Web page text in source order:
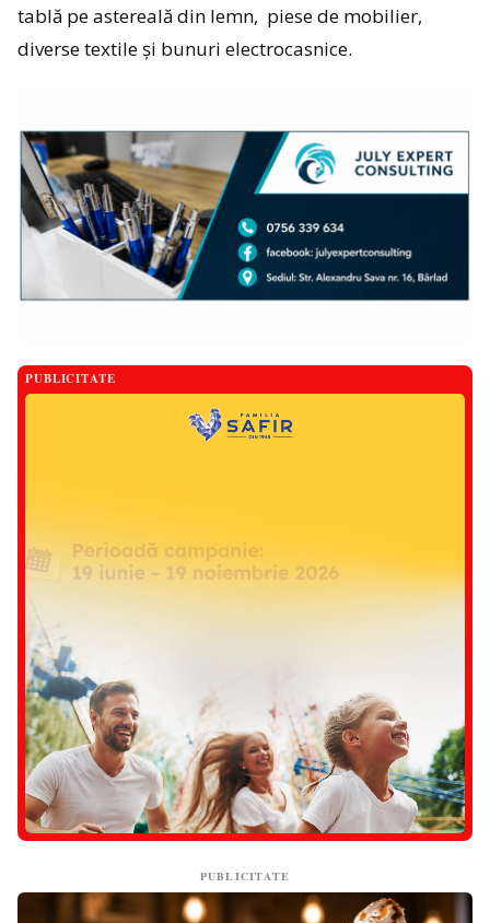
tablă pe astereală din lemn, piese de mobilier,
diverse textile și bunuri electrocasnice.
PUBLICITATE
PUBLICITATE